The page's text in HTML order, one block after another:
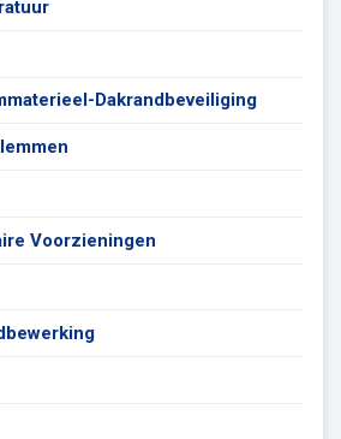
Dakrandbeveiliging
Voorzieningen